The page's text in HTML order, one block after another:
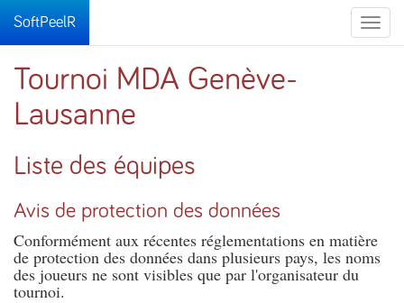
Toggle
SoftPeelR
Tournoi MDA Genève-
Lausanne
Liste des équipes
Avis de protection des données
Conformément aux récentes réglementations en matière
de protection des données dans plusieurs pays, les noms
des joueurs ne sont visibles que par l'organisateur du
tournoi.